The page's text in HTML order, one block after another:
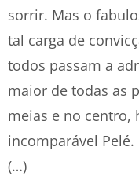
sorrir. Mas o
tal carga de
todos passam a
maior de todas as
meias e no centro,
incomparável Pelé.
(…)